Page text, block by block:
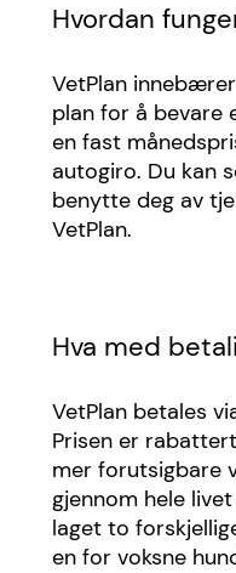
Hvordan
VetPlan
plan for å bevare
en fast
autogiro. Du kan
benytte deg av
VetPlan.
Hva med
VetPlan betales
Prisen er
mer forutsigbare
gjennom hele
laget to
en for voksne